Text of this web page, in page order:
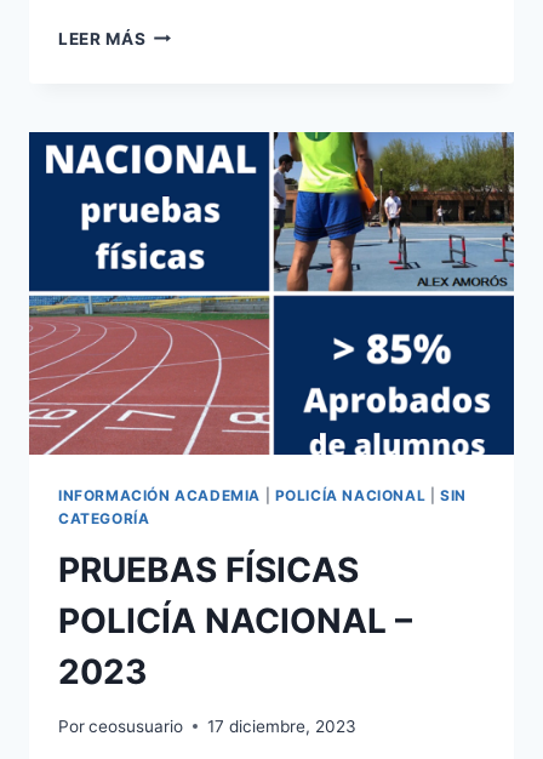
LEER MÁS RELACIÓN
COMO
ALUMNOS
SELECTIVO
DE
CABOS
Y
GUARDIAS
DE
GUARDIA
CIVIL
INFORMACIÓN ACADEMIA POLICÍA NACIONAL |SIN
CATEGORÍA
PRUEBAS FÍSICAS
POLICÍA NACIONAL –
2023
Porceosusuario 17 diciembre, 2023